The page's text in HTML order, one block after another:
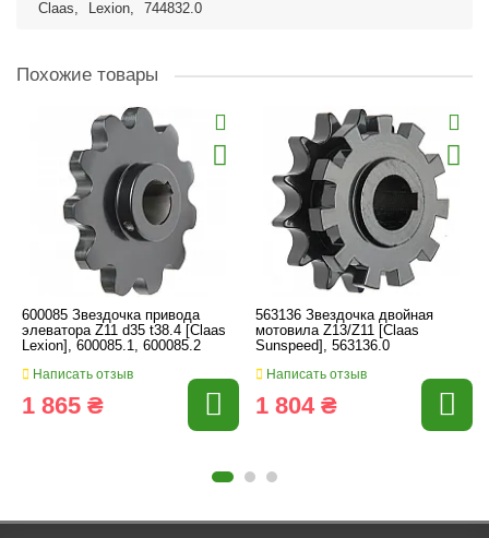
Claas, Lexion, 744832.0
Похожие товары
600085 Звездочка привода
элеватора Z11 d35 t38.4 [Claas
Lexion], 600085.1, 600085.2
Написать отзыв
1 865 ₴
563136 Звездочка двойная
мотовила Z13/Z11 [Claas
Sunspeed], 563136.0
Написать отзыв
1 804 ₴